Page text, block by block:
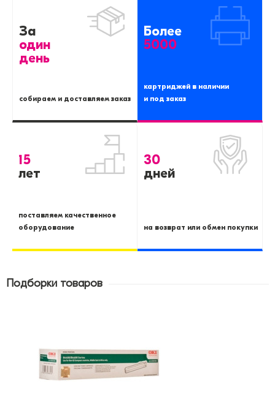
За
один
день
собираем и доставляем заказ
Более
5000
картриджей в наличии
и под заказ
15
лет
поставляем качественное
оборудование
30
дней
на возврат или обмен покупки
Подборки товаров